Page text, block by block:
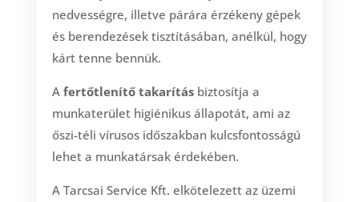
nedvességre, illetve párára érzékeny gépek
és berendezések tisztításában, anélkül, hogy
kárt tenne bennük.
A fertőtlenítő takarításbiztosítja a
munkaterület higiénikus állapotát, ami az
őszi-téli vírusos időszakban kulcsfontosságú
lehet a munkatársak érdekében.
A Tarcsai Service Kft. elkötelezett az üzemi